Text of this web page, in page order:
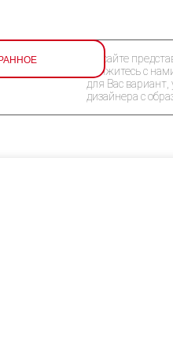
На сайте
Свяжитесь с
для Вас
дизайнера с